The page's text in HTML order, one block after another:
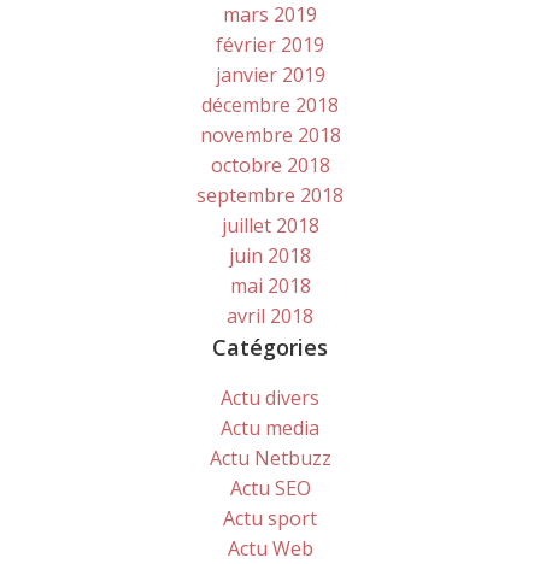
mars 2019
février 2019
janvier 2019
décembre 2018
novembre 2018
octobre 2018
septembre 2018
juillet 2018
juin 2018
mai 2018
avril 2018
Catégories
Actu divers
Actu media
Actu Netbuzz
Actu SEO
Actu sport
Actu Web